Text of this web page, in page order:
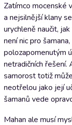
Zatímco mocenské
a nejsilnější klany
urychleně naučit,
není nic pro
polozapomenutým
netradičních řešení.
samorost totiž
neotřelou jako její
šamanů vede
Mahan ale musí